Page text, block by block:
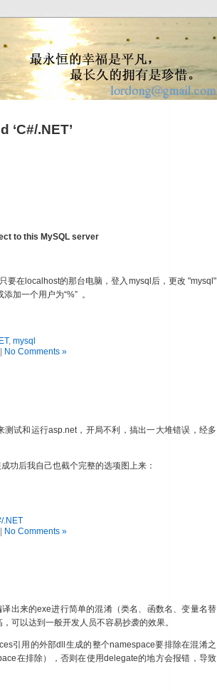
‘C#/.NET’
to this MySQL server
要在localhost的那台电脑，登入mysql后，更改 "mysql"
加一个用户为“%” 。
, mysql
No Comments »
试和运行asp.net，开局不利，搞出一大堆错误，经多
功后我自己也截个完整的选项图上来：
.NET
No Comments »
出来的exe进行简单的混淆（类名、函数名、变量名替
可以达到一般开发人员不容易抄袭的效果。
引用的外部dll生成的整个namespace要排除在混淆之
在排除），否则在使用delegate的地方会报错，导致